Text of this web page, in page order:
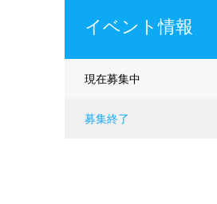
イベント情報
現在募集中
募集終了